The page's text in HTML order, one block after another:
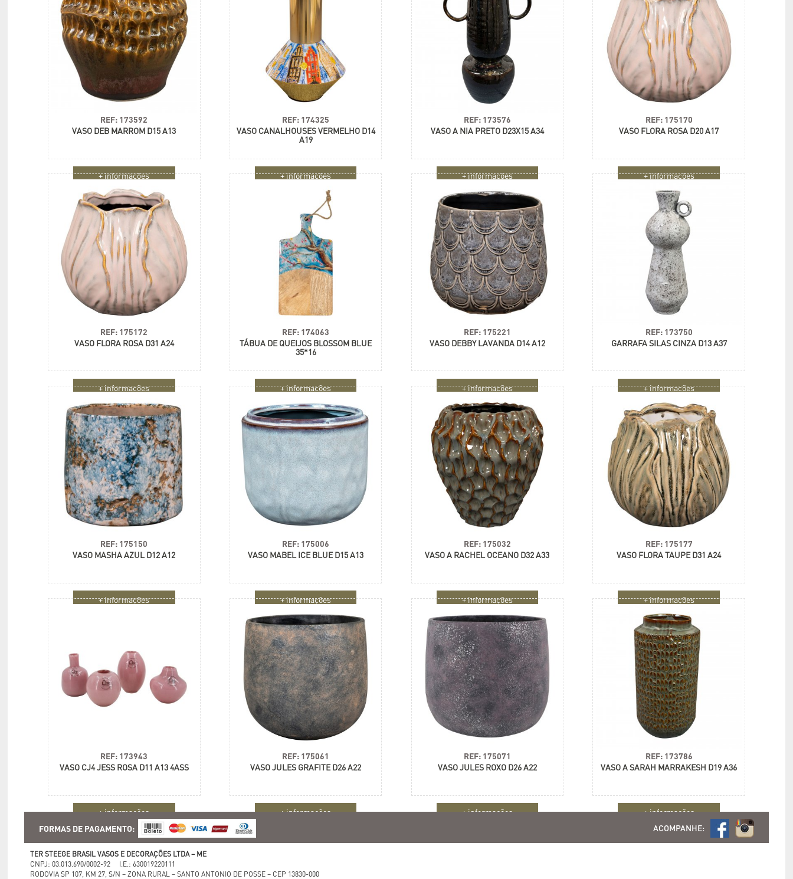
REF: 173592
VASO DEB MARROM D15 A13
+ informações
REF: 174325
VASO CANALHOUSES VERMELHO D14
A19
+ informações
REF: 173576
VASO A NIA PRETO D23X15 A34
+ informações
REF: 175170
VASO FLORA ROSA D20 A17
+ informações
REF: 175172
VASO FLORA ROSA D31 A24
+ informações
REF: 174063
TÁBUA DE QUEIJOS BLOSSOM BLUE
35*16
+ informações
REF: 175221
VASO DEBBY LAVANDA D14 A12
+ informações
REF: 173750
GARRAFA SILAS CINZA D13 A37
+ informações
REF: 175150
VASO MASHA AZUL D12 A12
+ informações
REF: 175006
VASO MABEL ICE BLUE D15 A13
+ informações
REF: 175032
VASO A RACHEL OCEANO D32 A33
+ informações
REF: 175177
VASO FLORA TAUPE D31 A24
+ informações
REF: 173943
VASO CJ4 JESS ROSA D11 A13 4ASS
+ informações
REF: 175061
VASO JULES GRAFITE D26 A22
+ informações
REF: 175071
VASO JULES ROXO D26 A22
+ informações
REF: 173786
VASO A SARAH MARRAKESH D19 A36
+ informações
FORMAS DE PAGAMENTO:
ACOMPANHE:
TER STEEGE BRASIL VASOS E DECORAÇÕES LTDA – ME
CNPJ: 03.013.690/0002-92 I.E.: 630019220111
RODOVIA SP 107, KM 27, S/N – ZONA RURAL – SANTO ANTONIO DE POSSE – CEP 13830-000